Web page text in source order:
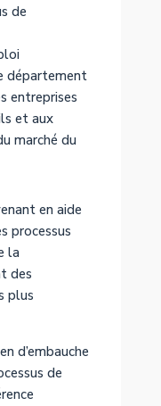
de
département
entreprises
et aux
marché du
en aide
processus
la
des
plus
d’embauche
de